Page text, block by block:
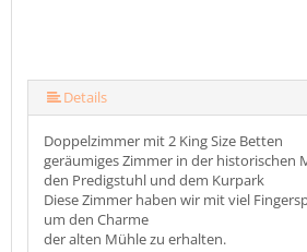
Details
Doppelzimmer mit 2 King Size Betten
geräumiges Zimmer in der historischen
den Predigstuhl und dem Kurpark
Diese Zimmer haben wir mit viel
um den Charme
der alten Mühle zu erhalten.